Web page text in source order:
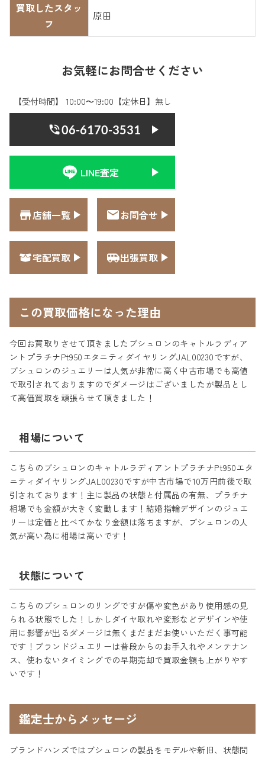
買取したスタッ
フ
原田
お気軽にお問合せください
【受付時間】 10:00〜19:00【定休日】無し
06-6170-3531
LINE査定
店舗一覧 お問合せ
宅配買取 出張買取
この買取価格になった理由
今回お買取りさせて頂きましたブシュロンのキャトルラディア
ントプラチナPt950エタニティダイヤリングJAL00230ですが、
ブシュロンのジュエリーは人気が非常に高く中古市場でも高値
で取引されておりますのでダメージはございましたが製品とし
て高価買取を頑張らせて頂きました！
相場について
こちらのブシュロンのキャトルラディアントプラチナPt950エタ
ニティダイヤリングJAL00230ですが中古市場で10万円前後で取
引されております！主に製品の状態と付属品の有無、プラチナ
相場でも金額が大きく変動します！結婚指輪デザインのジュエ
リーは定価と比べてかなり金額は落ちますが、ブシュロンの人
気が高い為に相場は高いです！
状態について
こちらのブシュロンのリングですが傷や変色があり使用感の見
られる状態でした！しかしダイヤ取れや変形などデザインや使
用に影響が出るダメージは無くまだまだお使いいただく事可能
です！ブランドジュエリーは普段からのお手入れやメンテナン
ス、使わないタイミングでの早期売却で買取金額も上がりやす
いです！
鑑定士からメッセージ
ブランドハンズではブシュロンの製品をモデルや新旧、状態問